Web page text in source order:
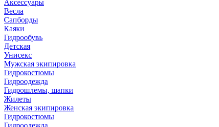
Аксессуары
Весла
Сапборды
Каяки
Гидрообувь
Детская
Унисекс
Мужская экипировка
Гидрокостюмы
Гидроодежда
Гидрошлемы, шапки
Жилеты
Женская экипировка
Гидрокостюмы
Гидроодежда